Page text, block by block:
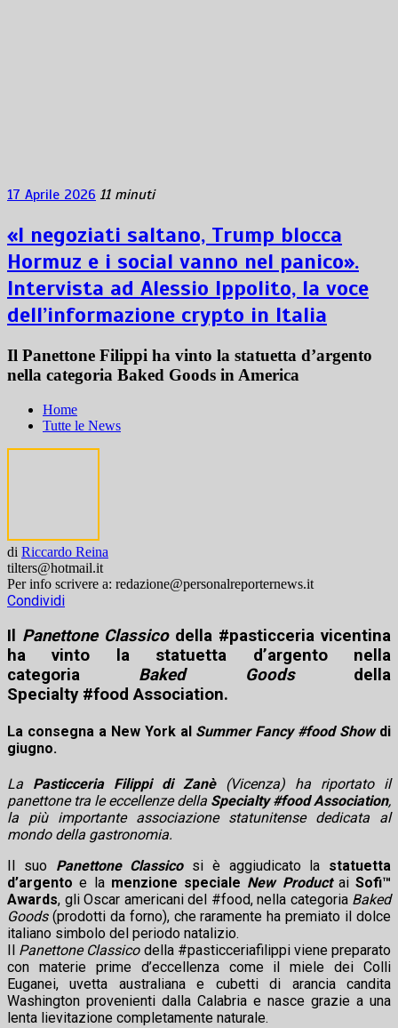
17 Aprile 2026 11 minuti
«I negoziati saltano, Trump blocca
Hormuz e i social vanno nel panico».
Intervista ad Alessio Ippolito, la voce
dell’informazione crypto in Italia
Il Panettone Filippi ha vinto la statuetta d’argento
nella categoria Baked Goods in America
Home
Tutte le News
di Riccardo Reina
tilters@hotmail.it
Per info scrivere a: redazione@personalreporternews.it
Condividi
Il Panettone Classicodella #pasticceria vicentina
ha vinto la statuetta d’argento nella
categoria Baked Goodsdella
Specialty #food Association.
La consegna a New York al Summer Fancy #food Showdi
giugno.
La Pasticceria Filippi di Zanè(Vicenza) ha riportato il
panettone tra le eccellenze della Specialty #food Association,
la più importante associazione statunitense dedicata al
mondo della gastronomia.
Il suo Panettone Classicosi è aggiudicato la statuetta
d’argento e la menzione speciale New Productai Sofi™
Awards, gli Oscar americani del #food, nella categoria Baked
Goods(prodotti da forno), che raramente ha premiato il dolce
italiano simbolo del periodo natalizio.
Il Panettone Classicodella #pasticceriafilippi viene preparato
con materie prime d’eccellenza come il miele dei Colli
Euganei, uvetta australiana e cubetti di arancia candita
Washington provenienti dalla Calabria e nasce grazie a una
lenta lievitazione completamente naturale.